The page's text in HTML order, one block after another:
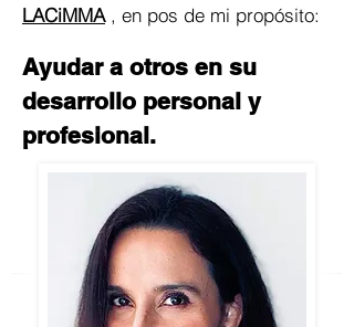
LACiMMA, en pos de mi propósito:
Ayudar a otros en su
desarrollo personal y
profesional.